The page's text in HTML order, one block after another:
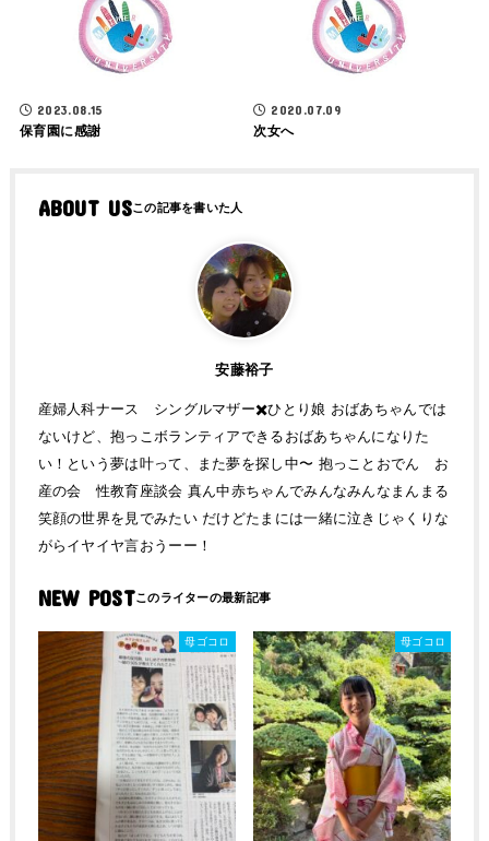
2023.08.15
保育園に感謝
2020.07.09
次女へ
ABOUT US
安藤裕子
産婦人科ナース シングルマザー✖️ひとり娘 おばあちゃんでは
ないけど、抱っこボランティアできるおばあちゃんになりた
い！という夢は叶って、また夢を探し中〜 抱っことおでん お
産の会 性教育座談会 真ん中赤ちゃんでみんなみんなまんまる
笑顔の世界を見でみたい だけどたまには一緒に泣きじゃくりな
がらイヤイヤ言おうーー！
NEW POST
母ゴコロ 母ゴコロ